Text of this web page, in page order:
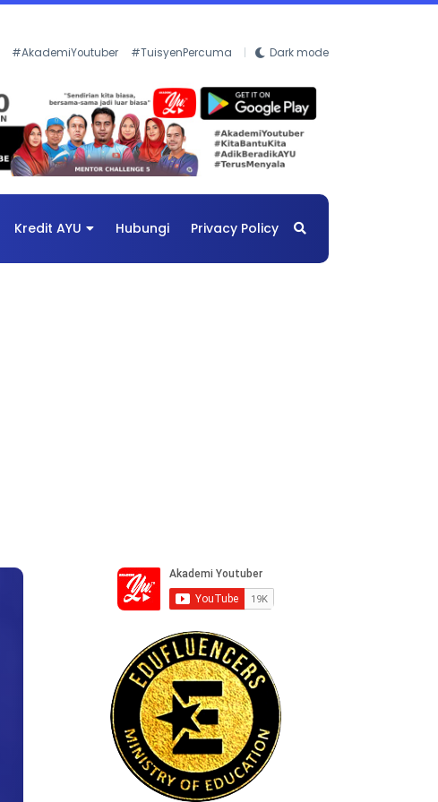
#AkademiYoutuber #TuisyenPercuma Dark mode
Kredit AYU Hubungi Privacy Policy